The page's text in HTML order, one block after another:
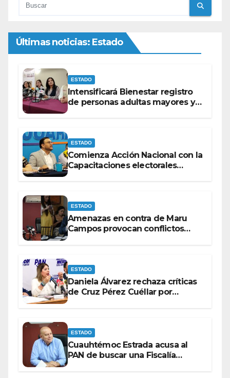
Últimas noticias: Estado
ESTADO
Intensificará Bienestar registro
de personas adultas mayores y
ESTADO
Comienza Acción Nacional con la
Capacitaciones electorales
ESTADO
Amenazas en contra de Maru
Campos provocan conflictos
ESTADO
Daniela Álvarez rechaza críticas
de Cruz Pérez Cuéllar por
ESTADO
Cuauhtémoc Estrada acusa al
PAN de buscar una Fiscalía